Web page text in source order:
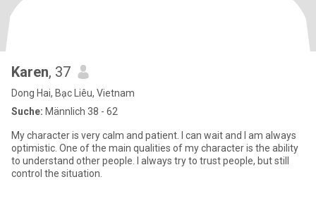
Karen, 37
Dong Hai, Bạc Liêu, Vietnam
Suche: Männlich 38 - 62
My character is very calm and patient. I can wait and I am always
optimistic. One of the main qualities of my character is the ability
to understand other people. I always try to trust people, but still
control the situation.